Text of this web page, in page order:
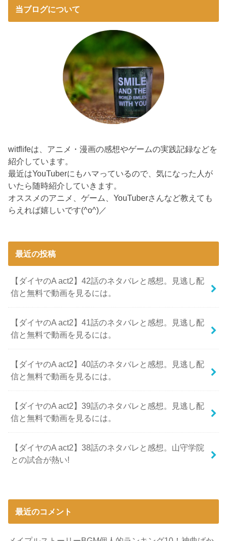
当ブログについて
witflifeは、アニメ・漫画の感想やゲームの実践記録などを
紹介しています。
最近はYouTuberにもハマっているので、気になった人が
いたら随時紹介していきます。
オススメのアニメ、ゲーム、YouTuberさんなど教えても
らえれば嬉しいです(^o^)／
最近の投稿
【ダイヤのA act2】42話のネタバレと感想。見逃し配
信と無料で動画を見るには。
【ダイヤのA act2】41話のネタバレと感想。見逃し配
信と無料で動画を見るには。
【ダイヤのA act2】40話のネタバレと感想。見逃し配
信と無料で動画を見るには。
【ダイヤのA act2】39話のネタバレと感想。見逃し配
信と無料で動画を見るには。
【ダイヤのA act2】38話のネタバレと感想。山守学院
との試合が熱い!
最近のコメント